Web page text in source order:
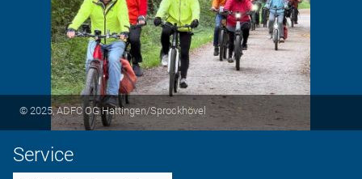
© 2025, ADFC OG Hattingen/Sprockhövel
Service